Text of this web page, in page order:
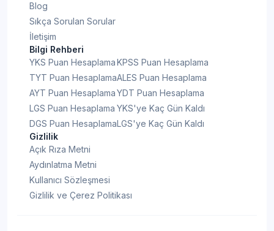
Blog
Sıkça Sorulan Sorular
İletişim
Bilgi Rehberi
YKS Puan Hesaplama
TYT Puan Hesaplama
AYT Puan Hesaplama
LGS Puan Hesaplama
DGS Puan Hesaplama
KPSS Puan Hesaplama
ALES Puan Hesaplama
YDT Puan Hesaplama
YKS'ye Kaç Gün Kaldı
LGS'ye Kaç Gün Kaldı
Gizlilik
Açık Rıza Metni
Aydınlatma Metni
Kullanıcı Sözleşmesi
Gizlilik ve Çerez Politikası